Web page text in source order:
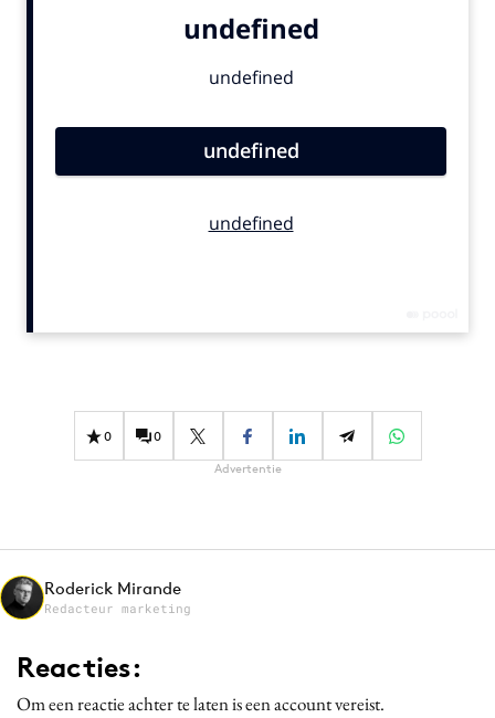
Influencer marketing
Merkstrategie
PR
Programmatic
Reputatie & crisis
0 0
Advertentie
Roderick Mirande
Redacteur marketing
Reacties:
Om een reactie achter te laten is een account vereist.